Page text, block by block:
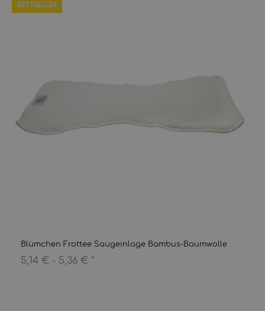
BESTSELLER
Blümchen Frottee Saugeinlage Bambus-Baumwolle
5,14 € - 5,36 € *